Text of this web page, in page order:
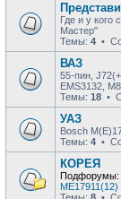
Где и у
Мастер"
Темы: 4 •
ВАЗ
55-пин,
EMS3132,
Темы: 18 •
УАЗ
Bosch
Темы: 4 •
КОРЕЯ
Подфорумы: